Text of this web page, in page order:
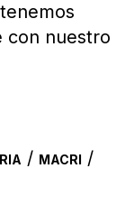
con nuestro
/ MACRI /